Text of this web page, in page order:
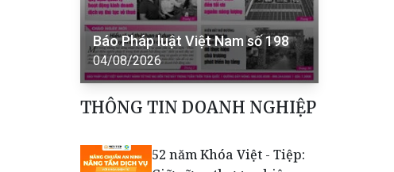
Báo Pháp luật Việt Nam số 198
04/08/2026
THÔNG TIN DOANH NGHIỆP
52 năm Khóa Việt - Tiệp: